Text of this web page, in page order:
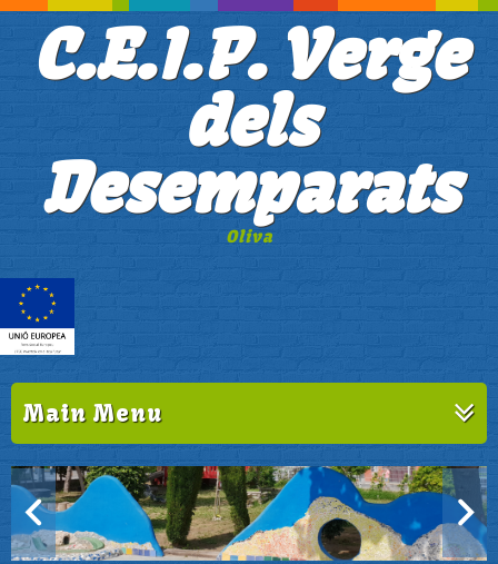
C.E.I.P. Verge
dels
Desemparats
Oliva
Main Menu